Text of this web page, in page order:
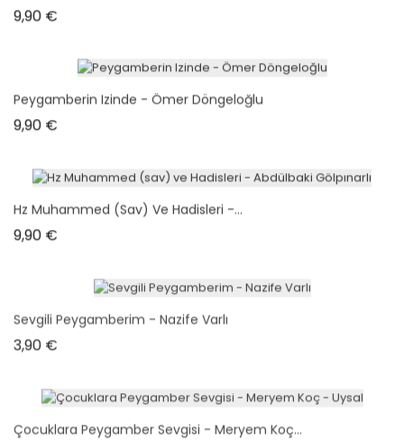
9,90 €
Peygamberin Izinde - Ömer Döngeloğlu
9,90 €
Hz Muhammed (sav) Ve Hadisleri -...
9,90 €
Sevgili Peygamberim - Nazife Varlı
3,90 €
Çocuklara Peygamber Sevgisi - Meryem Koç...